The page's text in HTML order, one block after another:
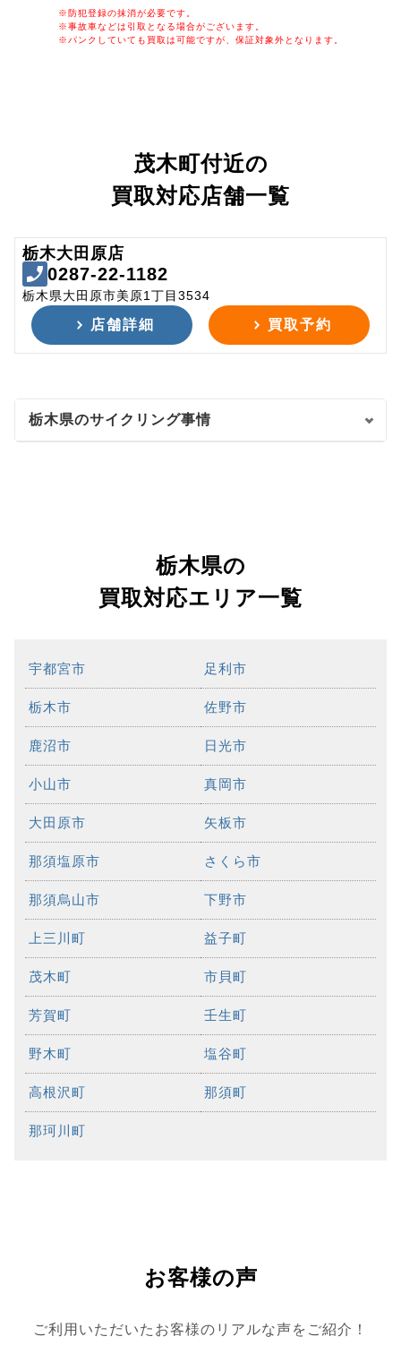
※防犯登録の抹消が必要です。
※事故車などは引取となる場合がございます。
※パンクしていても買取は可能ですが、保証対象外となります。
茂木町付近の
買取対応店舗一覧
栃木大田原店
0287-22-1182
栃木県大田原市美原1丁目3534
店舗詳細 買取予約
栃木県のサイクリング事情
栃木県の
買取対応エリア一覧
宇都宮市 足利市
栃木市 佐野市
鹿沼市 日光市
小山市 真岡市
大田原市 矢板市
那須塩原市 さくら市
那須烏山市 下野市
上三川町 益子町
茂木町 市貝町
芳賀町 壬生町
野木町 塩谷町
高根沢町 那須町
那珂川町
お客様の声
ご利用いただいたお客様のリアルな声をご紹介！